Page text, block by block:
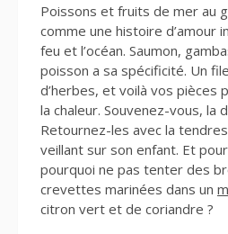
Poissons et fruits de mer au
comme une histoire d’amour
feu et l’océan. Saumon,
poisson a sa spécificité. Un
d’herbes, et voilà vos pièces
la chaleur. Souvenez-vous, la
Retournez-les avec la
veillant sur son enfant. Et
pourquoi ne pas tenter des
crevettes marinées dans un
citron vert et de coriandre ?